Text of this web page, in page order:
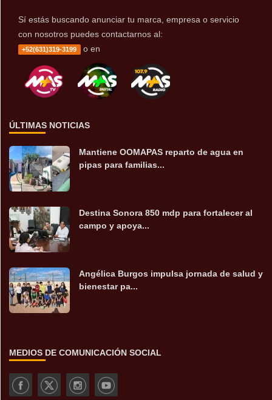
Sí estás buscando anunciar tu marca, empresa o servicio
con nosotros puedes contactarnos al:
+52(631)319-3199 o en
ÚLTIMAS NOTICIAS
Mantiene OOMAPAS reparto de agua en
pipas para familias...
Destina Sonora 850 mdp para fortalecer al
campo y apoya...
Angélica Burgos impulsa jornada de salud y
bienestar pa...
MEDIOS DE COMUNICACIÓN SOCIAL